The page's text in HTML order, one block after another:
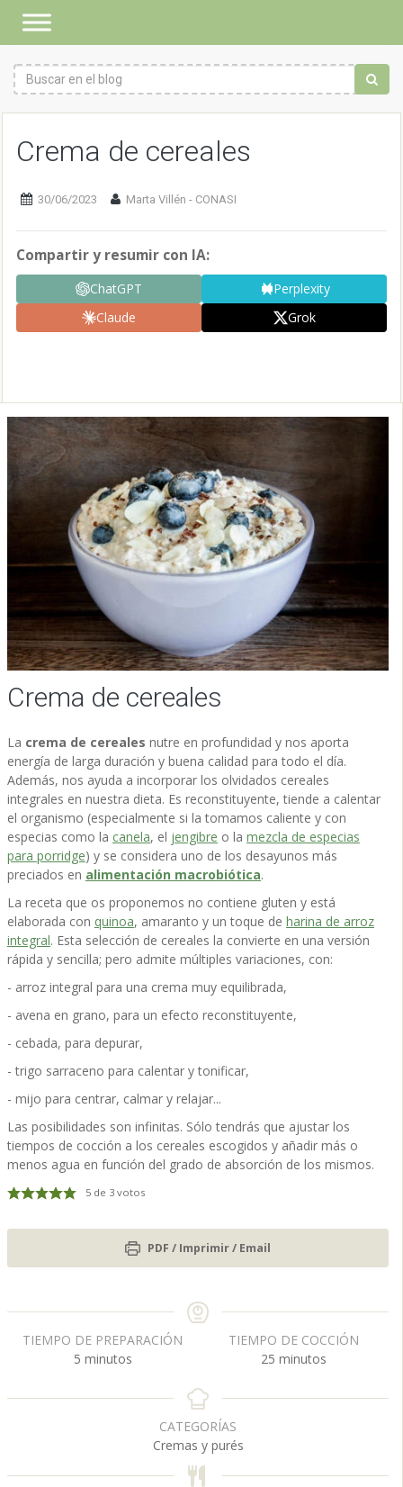
Crema de cereales
30/06/2023 Marta Villén - CONASI
Compartir y resumir con IA:
ChatGPT
Perplexity
Claude
Grok
Crema de cereales
La crema de cereales nutre en profundidad y nos aporta
energía de larga duración y buena calidad para todo el día.
Además, nos ayuda a incorporar los olvidados cereales
integrales en nuestra dieta. Es reconstituyente, tiende a calentar
el organismo (especialmente si la tomamos caliente y con
especias como la canela, el jengibre o la mezcla de especias
para porridge) y se considera uno de los desayunos más
preciados en alimentación macrobiótica.
La receta que os proponemos no contiene gluten y está
elaborada con quinoa, amaranto y un toque de harina de arroz
integral. Esta selección de cereales la convierte en una versión
rápida y sencilla; pero admite múltiples variaciones, con:
- arroz integral para una crema muy equilibrada,
- avena en grano, para un efecto reconstituyente,
- cebada, para depurar,
- trigo sarraceno para calentar y tonificar,
- mijo para centrar, calmar y relajar...
Las posibilidades son infinitas. Sólo tendrás que ajustar los
tiempos de cocción a los cereales escogidos y añadir más o
menos agua en función del grado de absorción de los mismos.
5de 3votos
PDF / Imprimir / Email
TIEMPO DE PREPARACIÓN
5m
n
s
minutos
TIEMPO DE COCCIÓN
25m
n
s
minutos
CATEGORÍAS
Cremas y purés